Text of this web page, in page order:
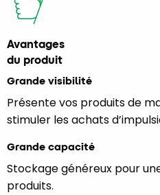
Avantages
du produit
Grande visibilité
Présente vos produits de
stimuler les achats
Grande capacité
Stockage généreux pour
produits.